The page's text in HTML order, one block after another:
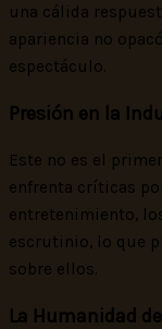
una cálida
apariencia no
espectáculo.
Presión en la
Este no es el
enfrenta críticas
entretenimiento,
escrutinio, lo que
sobre ellos.
La Humanidad